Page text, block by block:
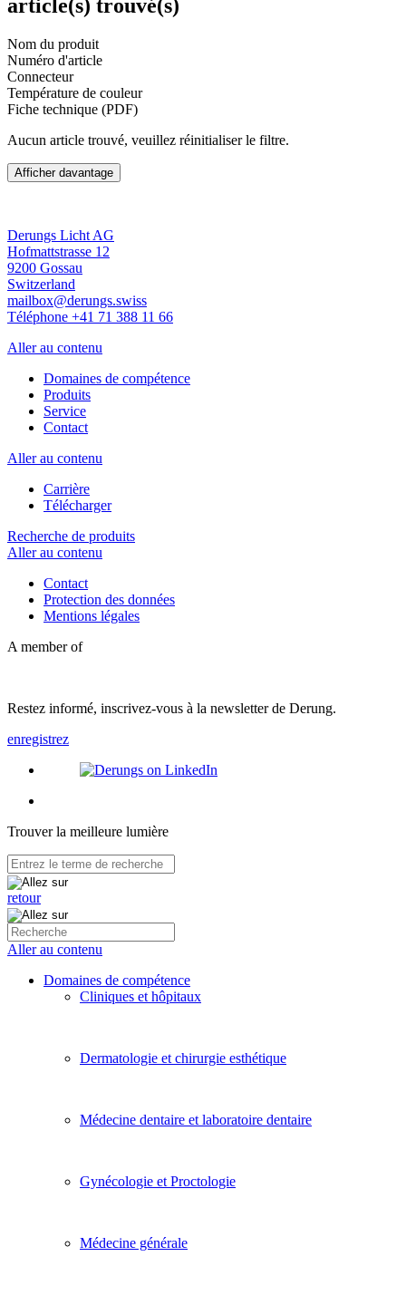
article(s) trouvé(s)
Nom du produit
Numéro d'article
Connecteur
Température de couleur
Fiche technique (PDF)
Aucun article trouvé, veuillez réinitialiser le filtre.
Afficher davantage
Derungs Licht AG
Hofmattstrasse 12
9200 Gossau
Switzerland
mailbox@derungs.swiss
Téléphone +41 71 388 11 66
Aller au contenu
Domaines de compétence
Produits
Service
Contact
Aller au contenu
Carrière
Télécharger
Recherche de produits
Aller au contenu
Contact
Protection des données
Mentions légales
A member of
Restez informé, inscrivez-vous à la newsletter de Derung.
enregistrez
Trouver la meilleure lumière
retour
Aller au contenu
Domaines de compétence
Cliniques et hôpitaux
Dermatologie et chirurgie esthétique
Médecine dentaire et laboratoire dentaire
Gynécologie et Proctologie
Médecine générale